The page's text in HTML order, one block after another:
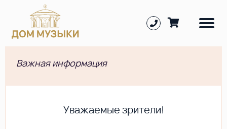
Важная информация
Уважаемые зрители!